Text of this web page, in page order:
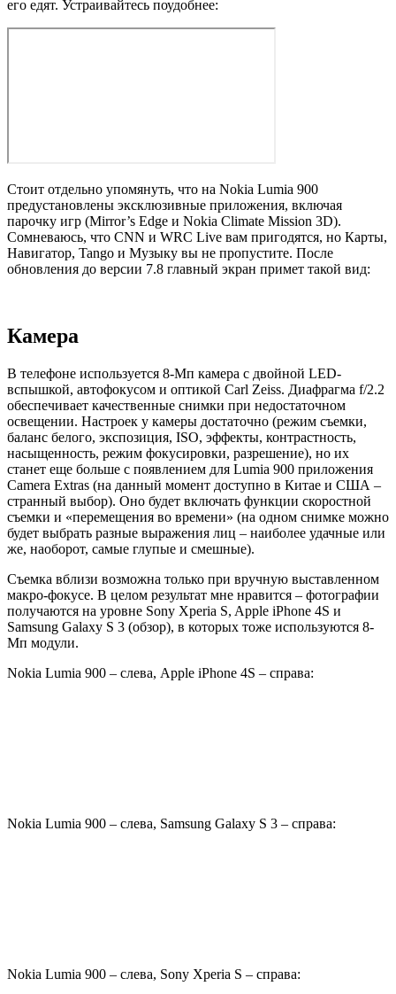
его едят. Устраивайтесь поудобнее:
Стоит отдельно упомянуть, что на Nokia Lumia 900
предустановлены эксклюзивные приложения, включая
парочку игр (Mirror’s Edge и Nokia Climate Mission 3D).
Сомневаюсь, что CNN и WRC Live вам пригодятся, но Карты,
Навигатор, Tango и Музыку вы не пропустите. После
обновления до версии 7.8 главный экран примет такой вид:
Камера
В телефоне используется 8-Мп камера с двойной LED-
вспышкой, автофокусом и оптикой Carl Zeiss. Диафрагма f/2.2
обеспечивает качественные снимки при недостаточном
освещении. Настроек у камеры достаточно (режим съемки,
баланс белого, экспозиция, ISO, эффекты, контрастность,
насыщенность, режим фокусировки, разрешение), но их
станет еще больше с появлением для Lumia 900 приложения
Camera Extras (на данный момент доступно в Китае и США –
странный выбор). Оно будет включать функции скоростной
съемки и «перемещения во времени» (на одном снимке можно
будет выбрать разные выражения лиц – наиболее удачные или
же, наоборот, самые глупые и смешные).
Съемка вблизи возможна только при вручную выставленном
макро-фокусе. В целом результат мне нравится – фотографии
получаются на уровне Sony Xperia S, Apple iPhone 4S и
Samsung Galaxy S 3 (обзор), в которых тоже используются 8-
Мп модули.
Nokia Lumia 900 – слева, Apple iPhone 4S – справа:
Nokia Lumia 900 – слева, Samsung Galaxy S 3 – справа:
Nokia Lumia 900 – слева, Sony Xperia S – справа: